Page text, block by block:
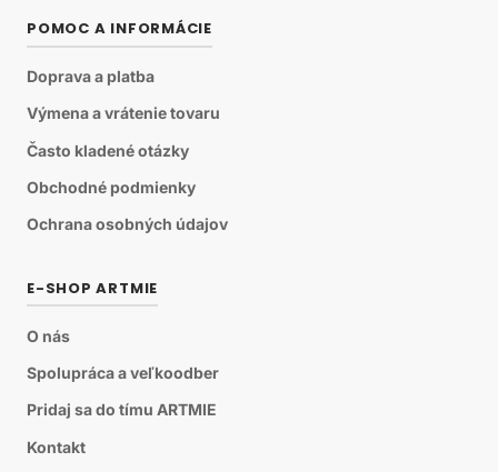
POMOC A INFORMÁCIE
Doprava a platba
Výmena a vrátenie tovaru
Často kladené otázky
Obchodné podmienky
Ochrana osobných údajov
E-SHOP ARTMIE
O nás
Spolupráca a veľkoodber
Pridaj sa do tímu ARTMIE
Kontakt